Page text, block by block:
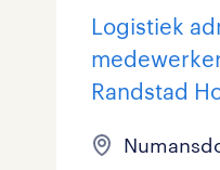
toon
Logistiek
Randstad